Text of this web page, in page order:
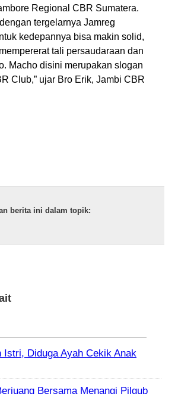
Regional CBR Sumatera.
tergelarnya Jamreg
kedepannya bisa makin solid,
tali persaudaraan dan
Macho disini merupakan slogan
Club,” ujar Bro Erik, Jambi CBR
berita ini dalam topik:
Istri, Diduga Ayah Cekik Anak
Bersama Menangi Pilgub